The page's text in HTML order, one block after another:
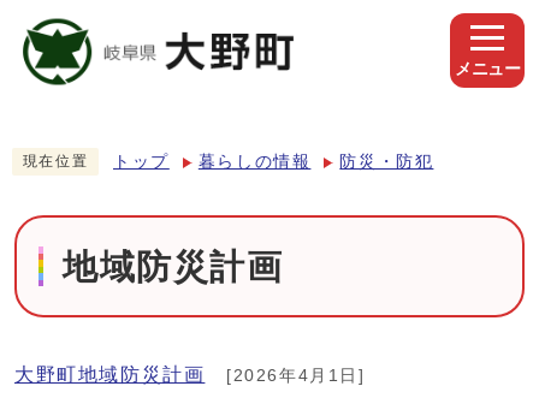
メニュー
現在位置 トップ 暮らしの情報 防災・防犯
地域防災計画
大野町地域防災計画 [2026年4月1日]